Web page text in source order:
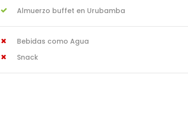
Almuerzo buffet en Urubamba
Bebidas como Agua
Snack